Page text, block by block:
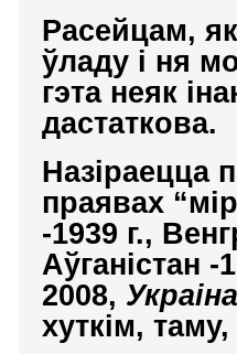
Расейцам,
ўладу і ня
гэта неяк
дастаткова.
Назіраецца
праявах
-1939 г.,
Аўганістан -
2008,
хуткім,